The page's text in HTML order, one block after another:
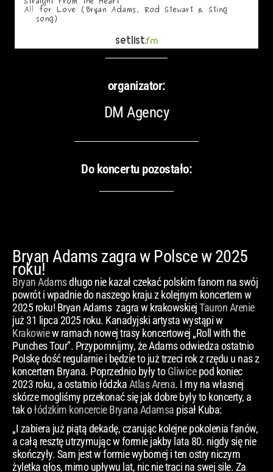
organizator:
DM Agency
Do koncertu pozostało:
Bryan Adams zagra w Polsce w 2025
roku!
Bryan Adamsdługo nie kazał czekać polskim fanom na swój
powrót i wpadnie do naszego kraju z kolejnym koncertem w
2025 roku! Bryan Adams zagra w krakowskiejTauron Arenie
już 31 lipca 2025 roku. Kanadyjski artysta wystąpi w
Krakowiew ramach nowej trasy koncertowej „Roll with the
Punches Tour”. Przypomnijmy, że Adams odwiedza ostatnio
Polskę dość regularnie i będzie to już trzeci rok z rzędu u nas z
koncertem Bryana. Poprzednio były toGliwicepod koniec
2023 roku, a ostatnio łódzkaAtlas Arena. I my na własnej
skórze mogliśmy przekonać się jak dobre były to koncerty, a
tak ołódzkim koncercie Bryana Adamsa pisał Kuba:
„I zabiera już piątą dekadę, czarując kolejne pokolenia fanów,
a całą resztę utrzymując w formie jakby lata 80. nigdy się nie
skończyły. Sam jest w formie wybornej i ten ostry niczym
żyletka głos, mimo upływu lat, nic nie traci na swej sile. Za